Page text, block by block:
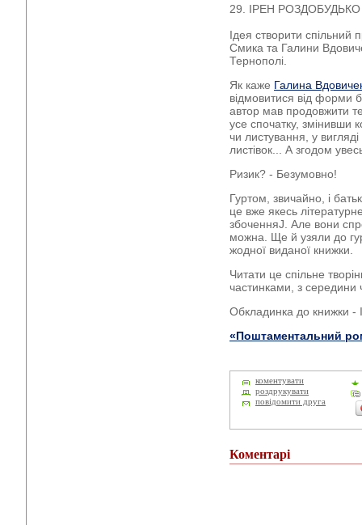
29. ІРЕН
Ідея створити спільний
Смика та Галини
Тернополі.
Як каже Галина
відмовитися від форми
автор мав продовжити
усе спочатку, змінивши
чи листування, у
листівок... А згодом
Ризик? - Безумовно!
Гуртом, звичайно, і
це вже якесь
збоченняJ. Але вони
можна. Ще й узяли до
жодної виданої книжки.
Читати це спільне
частинками, з
Обкладинка до книжки
«Поштаментальний
коментувати
роздрукувати
повідомити друга
Коментарі